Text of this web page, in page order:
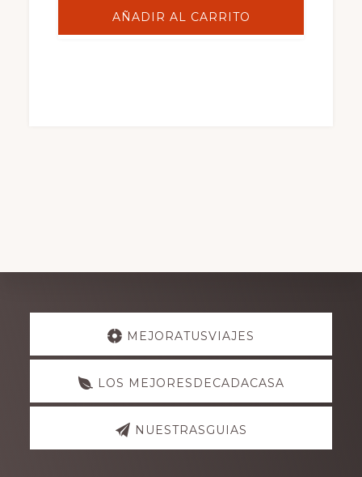
AÑADIR AL CARRITO
Explore
MEJORATUSVIAJES
LOS MEJORESDECADACASA
NUESTRASGUIAS